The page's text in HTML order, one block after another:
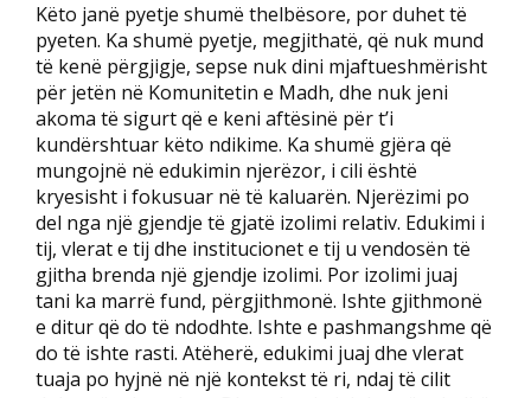
Këto janë pyetje shumë thelbësore, por duhet të
pyeten. Ka shumë pyetje, megjithatë, që nuk mund
të kenë përgjigje, sepse nuk dini mjaftueshmërisht
për jetën në Komunitetin e Madh, dhe nuk jeni
akoma të sigurt që e keni aftësinë për t’i
kundërshtuar këto ndikime. Ka shumë gjëra që
mungojnë në edukimin njerëzor, i cili është
kryesisht i fokusuar në të kaluarën. Njerëzimi po
del nga një gjendje të gjatë izolimi relativ. Edukimi i
tij, vlerat e tij dhe institucionet e tij u vendosën të
gjitha brenda një gjendje izolimi. Por izolimi juaj
tani ka marrë fund, përgjithmonë. Ishte gjithmonë
e ditur që do të ndodhte. Ishte e pashmangshme që
do të ishte rasti. Atëherë, edukimi juaj dhe vlerat
tuaja po hyjnë në një kontekst të ri, ndaj të cilit